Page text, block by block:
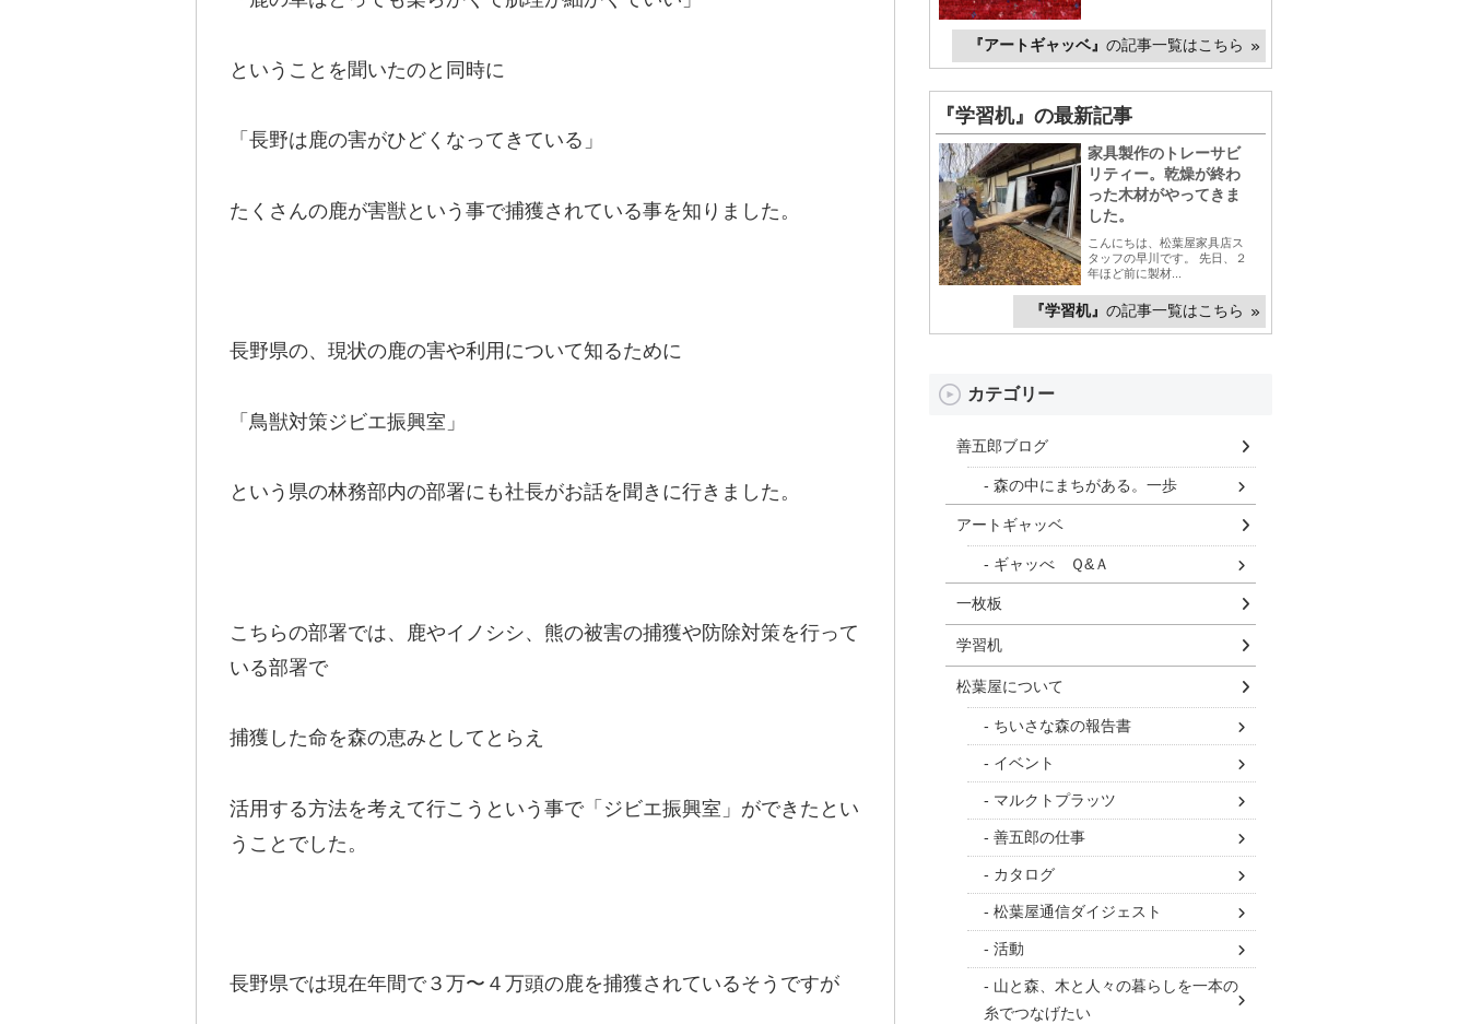
ということを聞いたのと同時に
「長野は鹿の害がひどくなってきている」
たくさんの鹿が害獣という事で捕獲されている事を知りました。
長野県の、現状の鹿の害や利用について知るために
「鳥獣対策ジビエ振興室」
という県の林務部内の部署にも社長がお話を聞きに行きました。
こちらの部署では、鹿やイノシシ、熊の被害の捕獲や防除対策を行って
いる部署で
捕獲した命を森の恵みとしてとらえ
活用する方法を考えて行こうという事で「ジビエ振興室」ができたとい
うことでした。
長野県では現在年間で３万〜４万頭の鹿を捕獲されているそうですが
『アートギャッベ』 の記事一覧はこちら
『学習机』の最新記事
家具製作のトレーサビ
リティー。乾燥が終わ
った木材がやってきま
した。
こんにちは、松葉屋家具店ス
タッフの早川です。 先日、２
年ほど前に製材...
『学習机』 の記事一覧はこちら
カテゴリー
善五郎ブログ
森の中にまちがある。一歩
アートギャッベ
ギャッべ Ｑ&Ａ
一枚板
学習机
松葉屋について
ちいさな森の報告書
イベント
マルクトプラッツ
善五郎の仕事
カタログ
松葉屋通信ダイジェスト
活動
山と森、木と人々の暮らしを一本の
糸でつなげたい